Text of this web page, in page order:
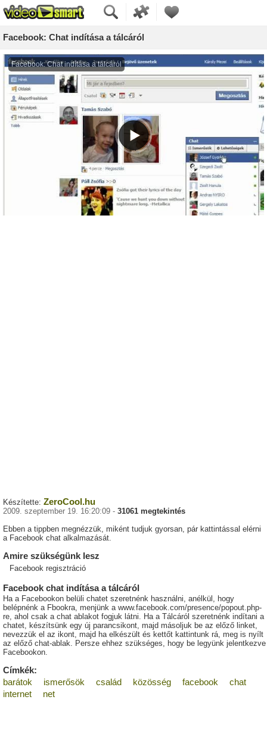
Facebook: Chat indítása a tálcáról
Készítette: ZeroCool.hu
2009. szeptember 19. 16:20:09 - 31061 megtekintés
Ebben a tippben megnézzük, miként tudjuk gyorsan, pár kattintással elérni
a Facebook chat alkalmazását.
Amire szükségünk lesz
Facebook regisztráció
Facebook chat indítása a tálcáról
Ha a Facebookon belüli chatet szeretnénk használni, anélkül, hogy
belépnénk a Fbookra, menjünk a www.facebook.com/presence/popout.php-
re, ahol csak a chat ablakot fogjuk látni. Ha a Tálcáról szeretnénk indítani a
chatet, készítsünk egy új parancsikont, majd másoljuk be az előző linket,
nevezzük el az ikont, majd ha elkészült és kettőt kattintunk rá, meg is nyílt
az előző chat-ablak. Persze ehhez szükséges, hogy be legyünk jelentkezve
Facebookon.
Címkék:
barátok
ismerősök család közösség facebook
chat
internet
net